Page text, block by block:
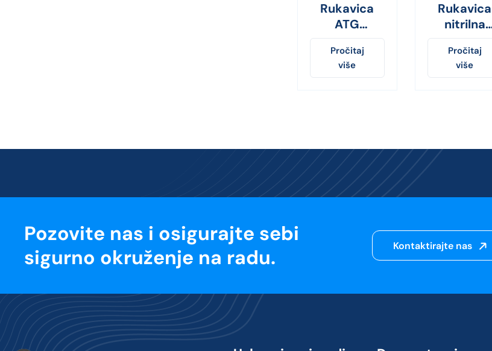
Rukavica
ATG
MaxiChem
cut lated
duga plava
Pročitaj
više
Rukavica
nitrilna
Corda sa
nitrilnim
premazom
Pročitaj
više
Pozovite nas i osigurajte sebi
sigurno okruženje na radu.
Kontaktirajte nas